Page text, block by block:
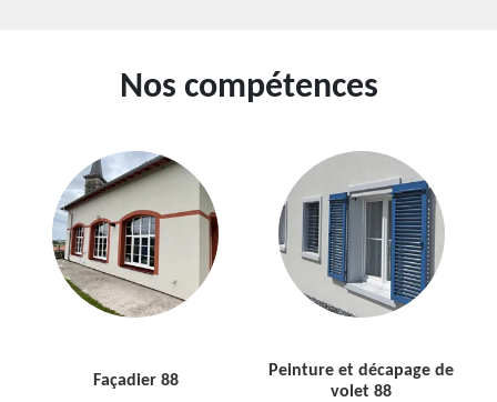
Nos compétences
Façadier 88
Peinture et décapage de
volet 88